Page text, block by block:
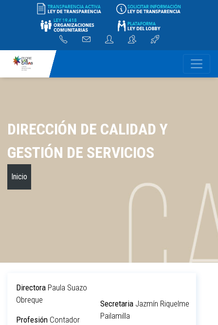
DIRECCIÓN DE CALIDAD Y
GESTIÓN DE SERVICIOS
Inicio
Directora Paula Suazo
Obreque
Profesión Contador
Secretaria Jazmín Riquelme
Pailamilla